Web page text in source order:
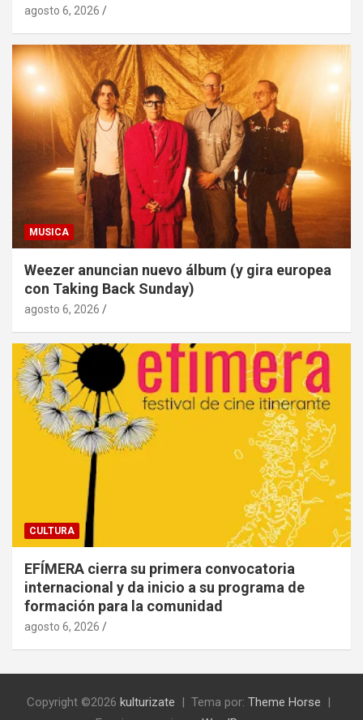
agosto 6, 2026
MUSICA
Weezer anuncian nuevo álbum (y gira europea
con Taking Back Sunday)
agosto 6, 2026
CULTURA
EFÍMERA cierra su primera convocatoria
internacional y da inicio a su programa de
formación para la comunidad
agosto 6, 2026
Copyright ©2026 kulturizate Tema por: Theme Horse